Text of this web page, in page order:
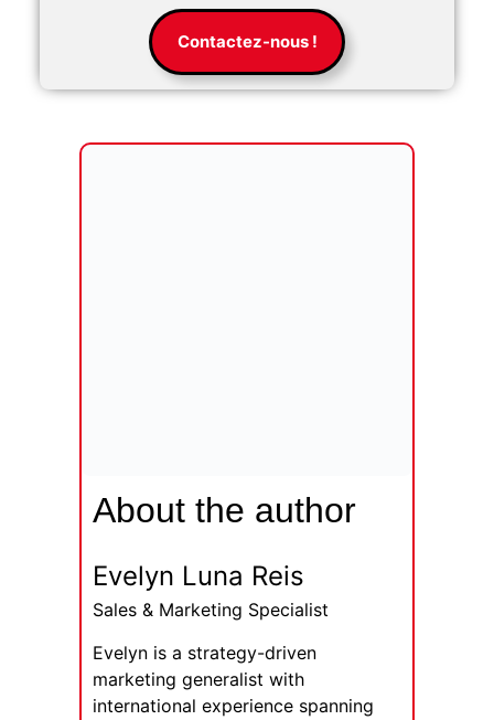
Contactez-nous !
About the author
Evelyn Luna Reis
Sales & Marketing Specialist
Evelyn is a strategy-driven
marketing generalist with
international experience spanning